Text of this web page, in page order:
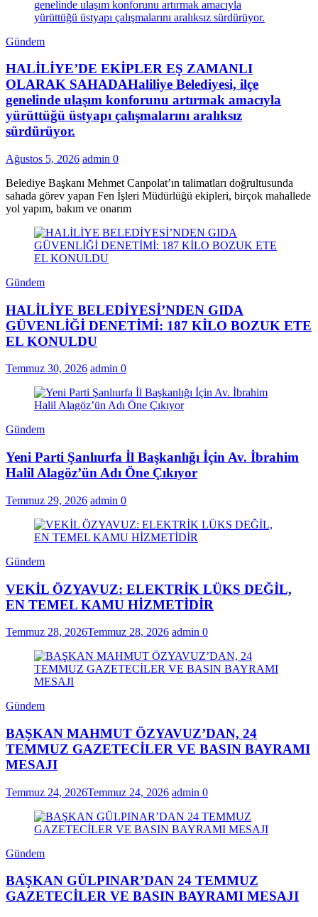
Gündem
HALİLİYE’DE EKİPLER EŞ ZAMANLI
OLARAK SAHADAHaliliye Belediyesi, ilçe
genelinde ulaşım konforunu artırmak amacıyla
yürüttüğü üstyapı çalışmalarını aralıksız
sürdürüyor.
Ağustos 5, 2026 admin 0
Belediye Başkanı Mehmet Canpolat’ın talimatları doğrultusunda
sahada görev yapan Fen İşleri Müdürlüğü ekipleri, birçok mahallede
yol yapım, bakım ve onarım
Gündem
HALİLİYE BELEDİYESİ’NDEN GIDA
GÜVENLİĞİ DENETİMİ: 187 KİLO BOZUK ETE
EL KONULDU
Temmuz 30, 2026 admin 0
Gündem
Yeni Parti Şanlıurfa İl Başkanlığı İçin Av. İbrahim
Halil Alagöz’ün Adı Öne Çıkıyor
Temmuz 29, 2026 admin 0
Gündem
VEKİL ÖZYAVUZ: ELEKTRİK LÜKS DEĞİL,
EN TEMEL KAMU HİZMETİDİR
Temmuz 28, 2026Temmuz 28, 2026 admin 0
Gündem
BAŞKAN MAHMUT ÖZYAVUZ’DAN, 24
TEMMUZ GAZETECİLER VE BASIN BAYRAMI
MESAJI
Temmuz 24, 2026Temmuz 24, 2026 admin 0
Gündem
BAŞKAN GÜLPINAR’DAN 24 TEMMUZ
GAZETECİLER VE BASIN BAYRAMI MESAJI